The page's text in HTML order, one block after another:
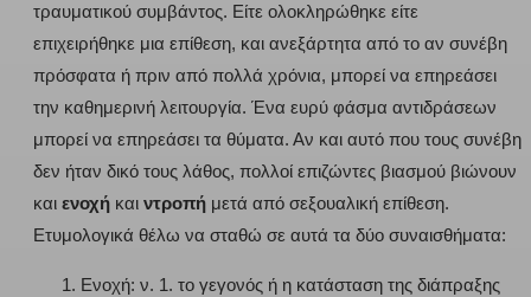
τραυματικού συμβάντος. Είτε ολοκληρώθηκε είτε
επιχειρήθηκε μια επίθεση, και ανεξάρτητα από το αν συνέβη
πρόσφατα ή πριν από πολλά χρόνια, μπορεί να επηρεάσει
την καθημερινή λειτουργία. Ένα ευρύ φάσμα αντιδράσεων
μπορεί να επηρεάσει τα θύματα. Αν και αυτό που τους συνέβη
δεν ήταν δικό τους λάθος, πολλοί επιζώντες βιασμού βιώνουν
και ενοχή και ντροπή μετά από σεξουαλική επίθεση.
Ετυμολογικά θέλω να σταθώ σε αυτά τα δύο συναισθήματα:
Ενοχή: ν. 1. το γεγονός ή η κατάσταση της διάπραξης